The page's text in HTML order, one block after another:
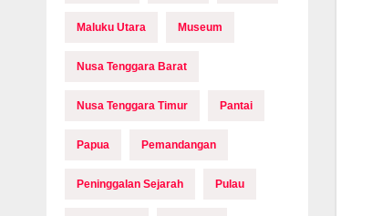
Maluku Utara Museum
Nusa Tenggara Barat
Nusa Tenggara Timur Pantai
Papua Pemandangan
Peninggalan Sejarah Pulau